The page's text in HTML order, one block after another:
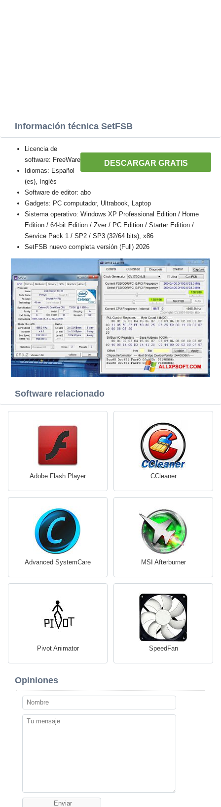
Información técnica SetFSB
DESCARGAR GRATIS
Licencia de
software: FreeWare
Idiomas: Español
(es), Inglés
Software de editor: abo
Gadgets: PC computador, Ultrabook, Laptop
Sistema operativo: Windows XP Professional Edition / Home
Edition / 64-bit Edition / Zver / PC Edition / Starter Edition /
Service Pack 1 / SP2 / SP3 (32/64 bits), x86
SetFSB nuevo completa versión (Full) 2026
Software relacionado
Adobe Flash Player CCleaner
Advanced SystemCare MSI Afterburner
Pivot Animator SpeedFan
Opiniones